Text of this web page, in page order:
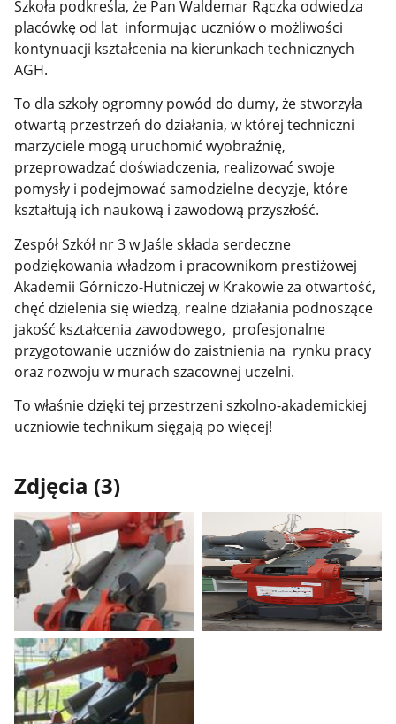
Szkoła podkreśla, że Pan Waldemar Rączka odwiedza
placówkę od lat informując uczniów o możliwości
kontynuacji kształcenia na kierunkach technicznych
AGH.
To dla szkoły ogromny powód do dumy, że stworzyła
otwartą przestrzeń do działania, w której techniczni
marzyciele mogą uruchomić wyobraźnię,
przeprowadzać doświadczenia, realizować swoje
pomysły i podejmować samodzielne decyzje, które
kształtują ich naukową i zawodową przyszłość.
Zespół Szkół nr 3 w Jaśle składa serdeczne
podziękowania władzom i pracownikom prestiżowej
Akademii Górniczo-Hutniczej w Krakowie za otwartość,
chęć dzielenia się wiedzą, realne działania podnoszące
jakość kształcenia zawodowego, profesjonalne
przygotowanie uczniów do zaistnienia na rynku pracy
oraz rozwoju w murach szacownej uczelni.
To właśnie dzięki tej przestrzeni szkolno-akademickiej
uczniowie technikum sięgają po więcej!
Zdjęcia (3)
Pokaż
zdjęcie
1
z
galerii.